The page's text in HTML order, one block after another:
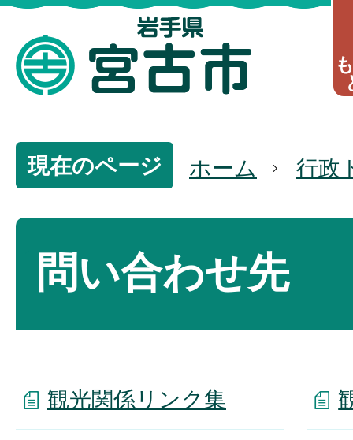
現在のページ ホーム 行政
問い合わせ先
観光関係リンク集